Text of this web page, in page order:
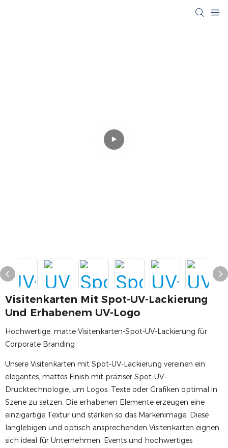
Visitenkarten Mit Spot-UV-Lackierung
Und Erhabenem UV-Logo
Hochwertige, matte Visitenkarten-Spot-UV-Lackierung für
Corporate Branding
Unsere Visitenkarten mit Spot-UV-Lackierung vereinen ein
elegantes, mattes Finish mit präziser Spot-UV-
Drucktechnologie, um Logos, Texte oder Grafiken optimal in
Szene zu setzen. Die erhabenen Elemente erzeugen eine
einzigartige Textur und stärken so das Markenimage. Diese
langlebigen und optisch ansprechenden Visitenkarten eignen
sich ideal für Unternehmen, Events und hochwertiges